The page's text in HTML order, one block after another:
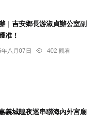
｜吉安鄉長游淑貞辦公室副
准！
八月07日
402 觀看
義城隍夜巡串聯海內外宮廟